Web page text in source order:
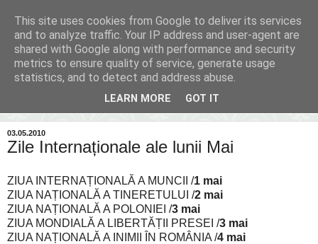
Inima Bacăului
Din inima Bacăului...spre inima ta...
03.05.2010
Zile Internaționale ale lunii Mai
ZIUA INTERNAȚIONALĂ A MUNCII /1 mai
ZIUA NAȚIONALĂ A TINERETULUI /2 mai
ZIUA NAȚIONALĂ A POLONIEI /3 mai
ZIUA MONDIALĂ A LIBERTĂȚII PRESEI /3 mai
ZIUA NAȚIONALĂ A INIMII ÎN ROMÂNIA /4 mai
This site uses cookies from Google to deliver its services
and to analyze traffic. Your IP address and user-agent are
shared with Google along with performance and security
metrics to ensure quality of service, generate usage
statistics, and to detect and address abuse.
LEARN MORE GOT IT